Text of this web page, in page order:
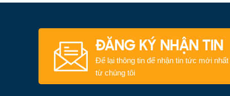
ĐĂNG KÝ NHẬN TIN
Để lại thông tin để nhận tin tức mới nhất
từ chúng tôi